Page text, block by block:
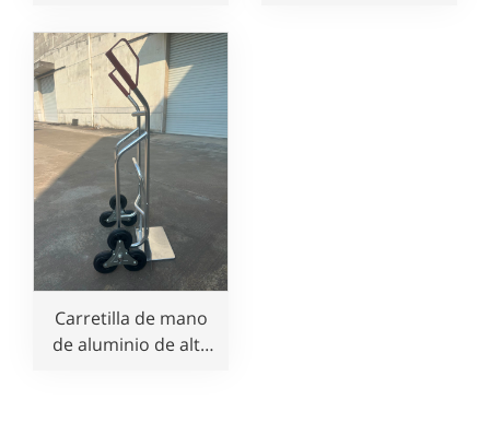
resistente con 6
ruedas a precio
competitivo
Carretilla de mano
de aluminio de alta